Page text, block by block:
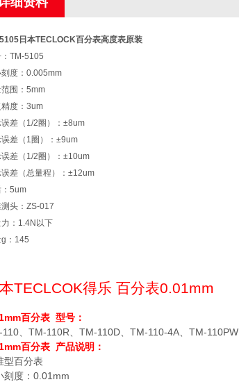
日本TECLOCK百分表高度表原装
TM-5105
度：0.005mm
围：5mm
度：3um
误差（1/2圈）：±8um
误差（1圈）：±9um
误差（1/2圈）：±10um
误差（总量程）：±12um
5um
头：ZS-017
：1.4N以下
：145
TECLCOK得乐 百分表0.01mm
百分表 型号：
110
TM-110R TM-110D TM-110-4A TM-110PW
百分表 产品说明：
型百分表
刻度： 0.01mm